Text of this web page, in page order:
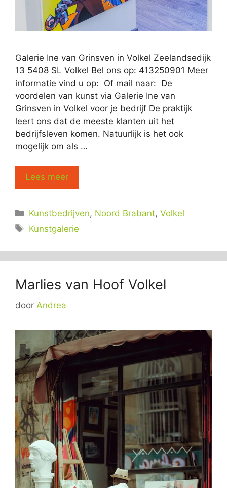
Galerie Ine van Grinsven in Volkel Zeelandsedijk
13 5408 SL Volkel Bel ons op: 413250901 Meer
informatie vind u op: Of mail naar: De
voordelen van kunst via Galerie Ine van
Grinsven in Volkel voor je bedrijf De praktijk
leert ons dat de meeste klanten uit het
bedrijfsleven komen. Natuurlijk is het ook
mogelijk om als …
Lees meer
Categorieën
Kunstbedrijven, Noord Brabant,Volkel
Tags
Kunstgalerie
Marlies van Hoof Volkel
door Andrea